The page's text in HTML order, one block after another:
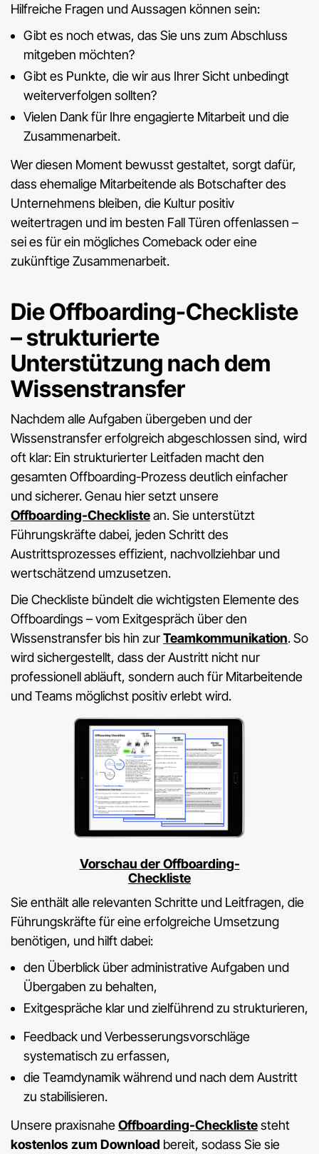
Hilfreiche Fragen und Aussagen können sein:
Gibt es noch etwas, das Sie uns zum Abschluss
mitgeben möchten?
Gibt es Punkte, die wir aus Ihrer Sicht unbedingt
weiterverfolgen sollten?
Vielen Dank für Ihre engagierte Mitarbeit und die
Zusammenarbeit.
Wer diesen Moment bewusst gestaltet, sorgt dafür,
dass ehemalige Mitarbeitende als Botschafter des
Unternehmens bleiben, die Kultur positiv
weitertragen und im besten Fall Türen offenlassen –
sei es für ein mögliches Comeback oder eine
zukünftige Zusammenarbeit.
Die Offboarding-Checkliste
– strukturierte
Unterstützung nach dem
Wissenstransfer
Nachdem alle Aufgaben übergeben und der
Wissenstransfer erfolgreich abgeschlossen sind, wird
oft klar: Ein strukturierter Leitfaden macht den
gesamten Offboarding-Prozess deutlich einfacher
und sicherer. Genau hier setzt unsere
Offboarding-Checklistean. Sie unterstützt
Führungskräfte dabei, jeden Schritt des
Austrittsprozesses effizient, nachvollziehbar und
wertschätzend umzusetzen.
Die Checkliste bündelt die wichtigsten Elemente des
Offboardings – vom Exitgespräch über den
Wissenstransfer bis hin zurTeamkommunikation. So
wird sichergestellt, dass der Austritt nicht nur
professionell abläuft, sondern auch für Mitarbeitende
und Teams möglichst positiv erlebt wird.
Vorschau der Offboarding-
Checkliste
Sie enthält alle relevanten Schritte und Leitfragen, die
Führungskräfte für eine erfolgreiche Umsetzung
benötigen, und hilft dabei:
den Überblick über administrative Aufgaben und
Übergaben zu behalten,
Exitgespräche klar und zielführend zu strukturieren,
Feedback und Verbesserungsvorschläge
systematisch zu erfassen,
die Teamdynamik während und nach dem Austritt
zu stabilisieren.
Unsere praxisnaheOffboarding-Checklistesteht
kostenlos zum Download bereit, sodass Sie sie